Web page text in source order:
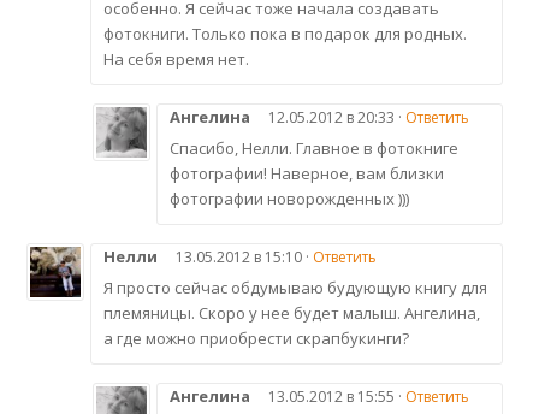
особенно. Я сейчас тоже начала создавать
фотокниги. Только пока в подарок для родных.
На себя время нет.
Ангелина 12.05.2012 в 20:33 · Ответить
Спасибо, Нелли. Главное в фотокниге
фотографии! Наверное, вам близки
фотографии новорожденных )))
Нелли 13.05.2012 в 15:10 · Ответить
Я просто сейчас обдумываю будующую книгу для
племяницы. Скоро у нее будет малыш. Ангелина,
а где можно приобрести скрапбукинги?
Ангелина 13.05.2012 в 15:55 · Ответить